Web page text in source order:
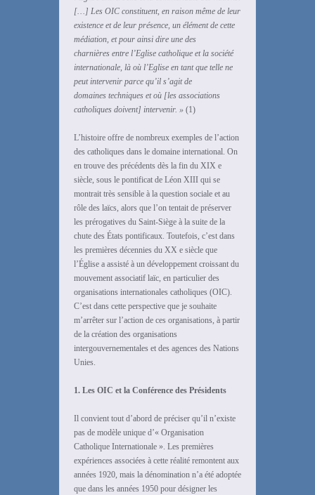
[…] Les OIC constituent, en raison même de leur
existence et de leur présence, un élément de cette
médiation, et pour ainsi dire une des
charnières entre l’Eglise catholique etla société
internationale, là où l’Eglise en tant que telle ne
peut intervenir parce qu’il s’agit de
domaines techniques et où [les associations
catholiques doivent] intervenir. » (1)
L’histoire offre de nombreux exemples de l’action
des catholiques dans le domaine international. On
en trouve des précédents dès la fin du XIX e
siècle, sous le pontificat de Léon XIII qui se
montrait très sensible à la question sociale et au
rôle des laïcs, alors que l’on tentait de préserver
les prérogatives du Saint-Siège à la suite de la
chute des États pontificaux. Toutefois, c’est dans
les premières décennies du XX e siècle que
l’Église a assisté à un développement croissant du
mouvement associatif laïc, en particulier des
organisations internationales catholiques (OIC).
C’est dans cette perspective que je souhaite
m’arrêter sur l’action de ces organisations, à partir
de la création des organisations
intergouvernementales et des agences des Nations
Unies.
1. Les OIC et la Conférence des Présidents
Il convient tout d’abord de préciser qu’il n’existe
pas de modèle unique d’« Organisation
Catholique Internationale ». Les premières
expériences associées à cette réalité remontent aux
années 1920, mais la dénomination n’a été adoptée
que dans les années 1950 pour désigner les